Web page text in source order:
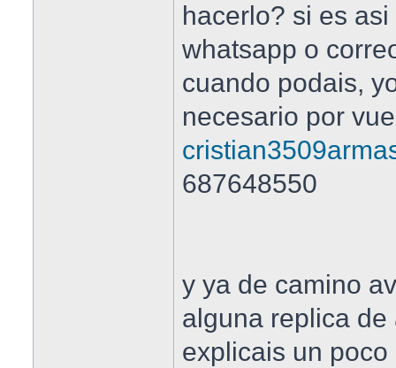
hacerlo? si es
whatsapp o
cuando podais,
necesario por
687648550
y ya de camino
alguna replica de
explicais un